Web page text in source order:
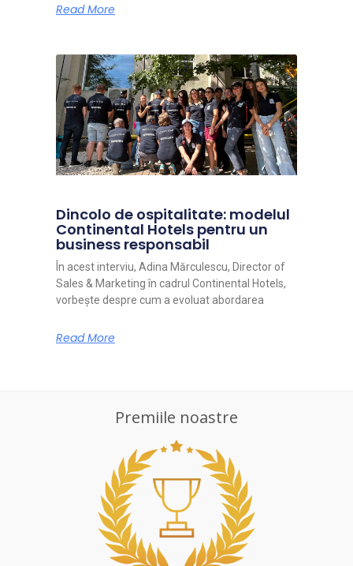
Read More
Dincolo de ospitalitate: modelul
Continental Hotels pentru un
business responsabil
În acest interviu, Adina Mărculescu, Director of
Sales & Marketing în cadrul Continental Hotels,
vorbește despre cum a evoluat abordarea
Read More
Premiile noastre